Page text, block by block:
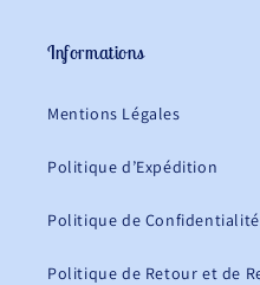
Informations
Mentions Légales
Politique d’Expédition
Politique de Confidentialité
Politique de Retour et de